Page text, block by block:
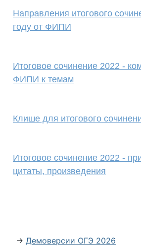
Направления итогового
году от ФИПИ
Итоговое сочинение 2022 -
ФИПИ к темам
Клише для итогового
Итоговое сочинение 2022 -
цитаты, произведения
→ Демоверсии ОГЭ 2026